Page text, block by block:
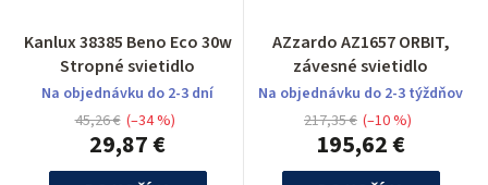
Kanlux 38385 Beno Eco 30w
Stropné svietidlo
Na objednávku do 2-3 dní
29,87 €
45,26 € (–34 %)
AZzardo AZ1657 ORBIT,
závesné svietidlo
Na objednávku do 2-3 týždňov
195,62 €
217,35 € (–10 %)